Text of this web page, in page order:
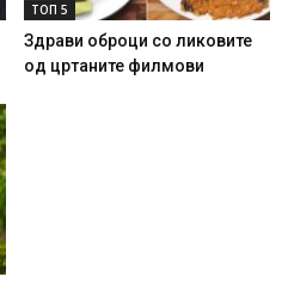
ТОП 5
Здрави оброци со ликовите
од цртаните филмови